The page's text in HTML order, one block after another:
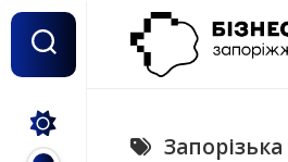
Перейти
вмісту